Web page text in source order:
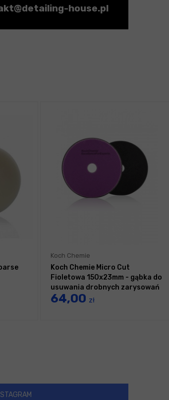
house.pl
Koch Chemie
Koch Chemie Micro Cut
Fioletowa 150x23mm - gąbka do
usuwania drobnych zarysowań
64,00 zł